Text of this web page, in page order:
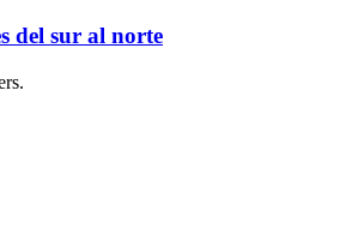
del sur al norte